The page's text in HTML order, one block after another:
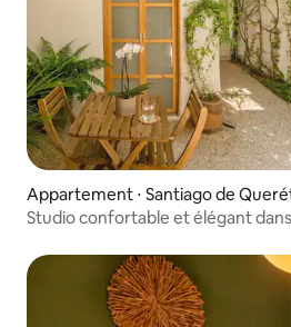
Appartement ⋅ Santiago de
Studio confortable et élégant